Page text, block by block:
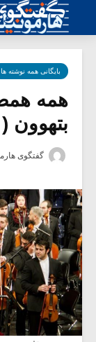
بایگانی همه نوشته ها
همه
بتهوون (۱)
گفتگوی